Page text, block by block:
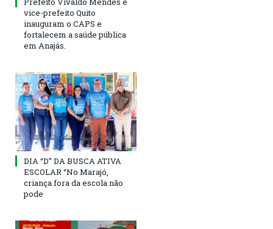
vice-prefeito Quito
inauguram o CAPS e
fortalecem a saúde pública
em Anajás.
DIA “D” DA BUSCA ATIVA
ESCOLAR “No Marajó,
criança fora da escola não
pode